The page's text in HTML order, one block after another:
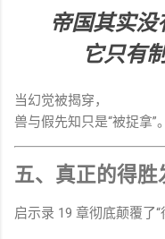
帝国其实没
它只有
当幻觉被揭穿，
兽与假先知只是“被捉拿”。
五、真正的得胜
启示录 19 章彻底颠覆了“